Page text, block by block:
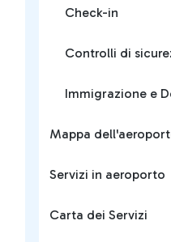
Check-in
Controlli di
Immigrazione e
Mappa
Servizi in aeroporto
Carta dei Servizi